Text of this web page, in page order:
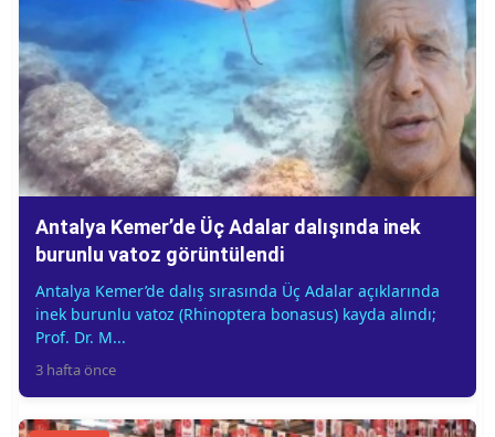
Antalya Kemer’de Üç Adalar dalışında inek
burunlu vatoz görüntülendi
Antalya Kemer’de dalış sırasında Üç Adalar açıklarında
inek burunlu vatoz (Rhinoptera bonasus) kayda alındı;
Prof. Dr. M...
3 hafta önce